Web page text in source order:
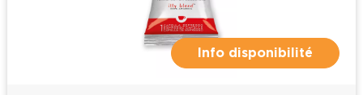
Info disponibilité